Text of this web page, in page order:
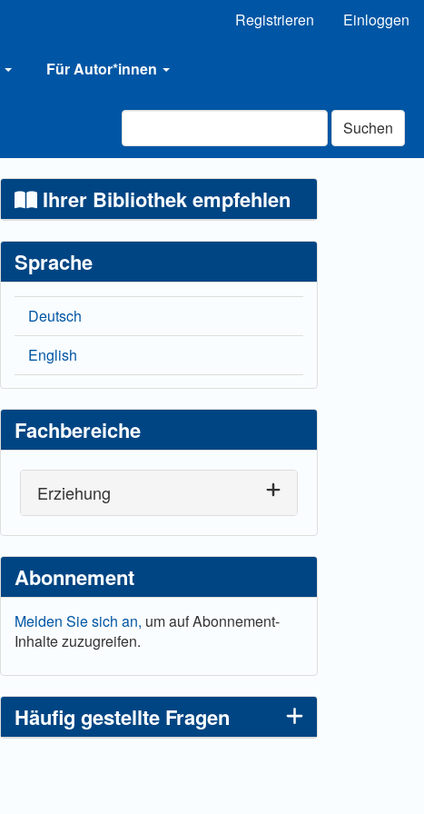
Registrieren Einloggen
Für Autor*innen
Suchen
Ihrer Bibliothek empfehlen
Sprache
Deutsch
English
Fachbereiche
Erziehung
Abonnement
Melden Sie sich an, um auf Abonnement-
Inhalte zuzugreifen.
Häufig gestellte Fragen